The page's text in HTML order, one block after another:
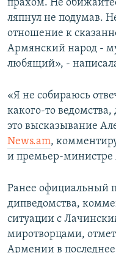
прахом. Не
ляпнул не подумав.
отношение к
Армянский народ -
любящий», -
«Я не собираюсь
какого-то
это высказывание
News.am,
и премьер-
Ранее официальный
дипведомства,
ситуации с
миротворцами,
Армении в